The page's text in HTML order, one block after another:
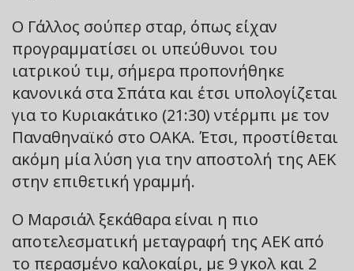
Ο Γάλλος σούπερ σταρ, όπως είχαν
προγραμματίσει οι υπεύθυνοι του
ιατρικού τιμ, σήμερα προπονήθηκε
κανονικά στα Σπάτα και έτσι υπολογίζεται
για το Κυριακάτικο (21:30) ντέρμπι με τον
Παναθηναϊκό στο ΟΑΚΑ. Έτσι, προστίθεται
ακόμη μία λύση για την αποστολή της ΑΕΚ
στην επιθετική γραμμή.
Ο Μαρσιάλ ξεκάθαρα είναι η πιο
αποτελεσματική μεταγραφή της ΑΕΚ από
το περασμένο καλοκαίρι, με 9 γκολ και 2